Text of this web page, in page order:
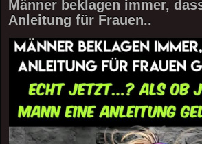
Männer beklagen immer,
Anleitung für Frauen..